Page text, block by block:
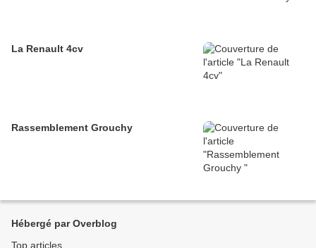
La Renault 4cv
Rassemblement Grouchy
Hébergé par Overblog
Top articles